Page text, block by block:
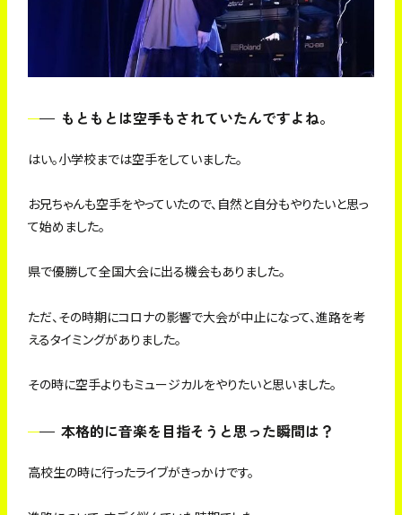
もともとは空手もされていたんですよね。
はい。小学校までは空手をしていました。
お兄ちゃんも空手をやっていたので、自然と自分もやりたいと思っ
て始めました。
県で優勝して全国大会に出る機会もありました。
ただ、その時期にコロナの影響で大会が中止になって、進路を考
えるタイミングがありました。
その時に空手よりもミュージカルをやりたいと思いました。
本格的に音楽を目指そうと思った瞬間は？
高校生の時に行ったライブがきっかけです。